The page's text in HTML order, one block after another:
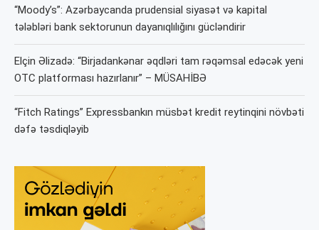
“Moody’s”: Azərbaycanda prudensial siyasət və kapital
tələbləri bank sektorunun dayanıqlılığını gücləndirir
Elçin Əlizadə: “Birjadankənar əqdləri tam rəqəmsal edəcək yeni
OTC platforması hazırlanır” – MÜSAHİBƏ
“Fitch Ratings” Expressbankın müsbət kredit reytinqini növbəti
dəfə təsdiqləyib